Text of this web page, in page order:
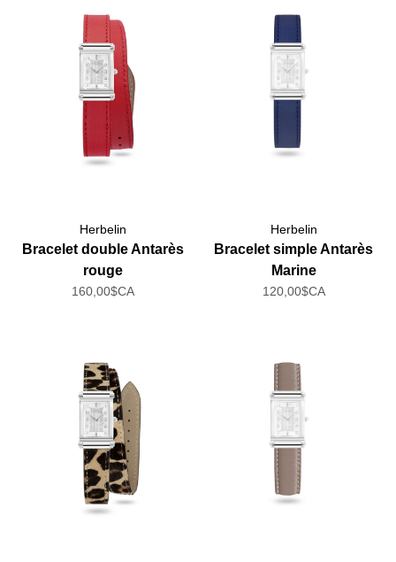
Herbelin
Bracelet double Antarès
rouge
160,00$CA
Herbelin
Bracelet simple Antarès
Marine
120,00$CA